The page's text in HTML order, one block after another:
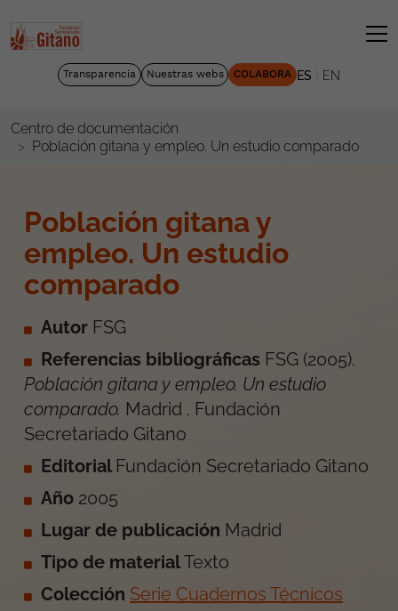
Transparencia Nuestras webs COLABORA ES EN
Centro de documentación
Población gitana y empleo. Un estudio comparado
Población gitana y
empleo. Un estudio
comparado
Autor FSG
Referencias bibliográficas FSG (2005).
Población gitana y empleo. Un estudio
comparado. Madrid . Fundación
Secretariado Gitano
Editorial Fundación Secretariado Gitano
Año 2005
Lugar de publicación Madrid
Tipo de material Texto
Colección Serie Cuadernos Técnicos